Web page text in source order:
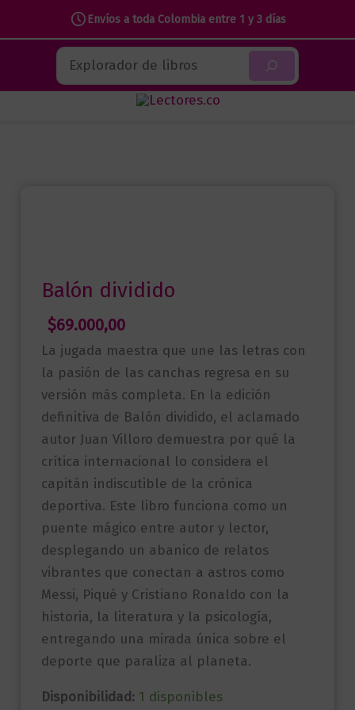
Envíos a toda Colombia entre 1 y 3 días
contenido
Buscar
Balón dividido
$69.000,00
La jugada maestra que une las letras con
la pasión de las canchas regresa en su
versión más completa. En la edición
definitiva de Balón dividido, el aclamado
autor Juan Villoro demuestra por qué la
crítica internacional lo considera el
capitán indiscutible de la crónica
deportiva. Este libro funciona como un
puente mágico entre autor y lector,
desplegando un abanico de relatos
vibrantes que conectan a astros como
Messi, Piqué y Cristiano Ronaldo con la
historia, la literatura y la psicología,
entregando una mirada única sobre el
deporte que paraliza al planeta.
Disponibilidad: 1 disponibles